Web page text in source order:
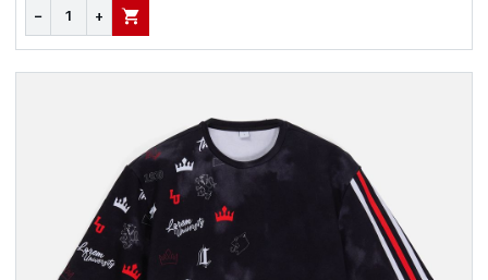
− + В КОРЗИНУ